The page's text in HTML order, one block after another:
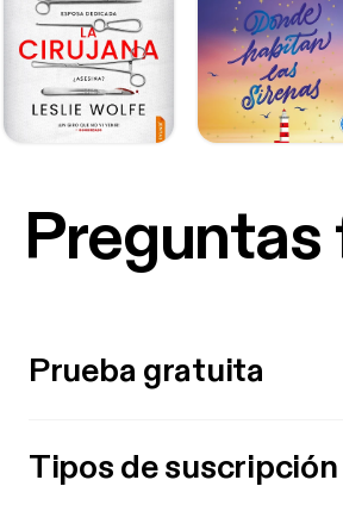
Prueba gratuita
Tipos de suscripción